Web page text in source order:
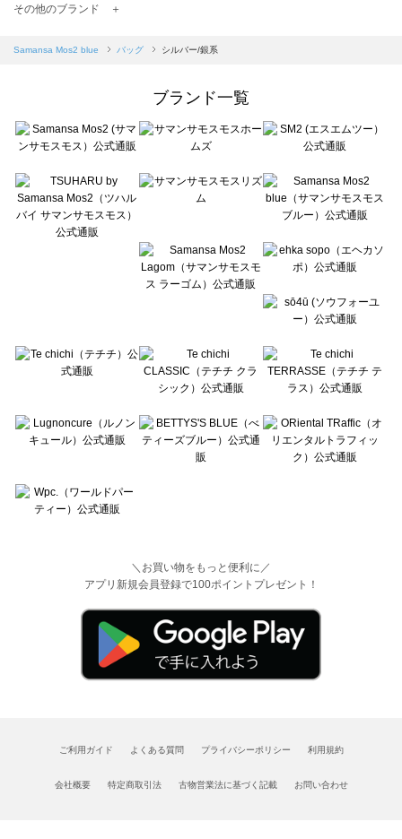
TSUHARU by Samansa Mos2（ツハルバイサマンサモスモス）のバッグ一覧
Samansa Mos2 blue（サマンサモスモス ブルー）のバッグ一覧
sō4ū（ソウフォーユー）のバッグ一覧
Te chichi（テチチ）のバッグ一覧
Te chichi CLASSIC（テチチ クラシック）のバッグ一覧
Lugnoncure（ルノンキュール）のバッグ一覧
BETTY'S BLUE（べティーズブルー）のバッグ一覧
Wpc.（ワールドパーティー）のバッグ一覧
その他のブランド ＋
Samansa Mos2 blue バッグ シルバー/銀系
ブランド一覧
＼お買い物をもっと便利に／
アプリ新規会員登録で100ポイントプレゼント！
ご利用ガイド よくある質問 プライバシーポリシー 利用規約
会社概要 特定商取引法 古物営業法に基づく記載 お問い合わせ